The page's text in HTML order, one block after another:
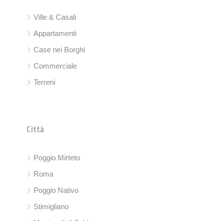
Ville & Casali
Appartamenti
Case nei Borghi
Commerciale
Terreni
Città
Poggio Mirteto
Roma
Poggio Nativo
Stimigliano